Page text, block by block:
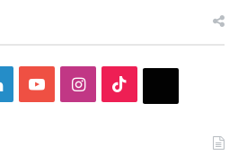
LinkedInYouTubeInstagram